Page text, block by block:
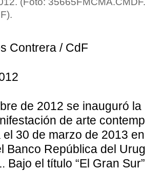
Contrera / CdF
de 2012 se inauguró
de arte
30 de marzo de 2013
Banco República del
Bajo el título “El Gran